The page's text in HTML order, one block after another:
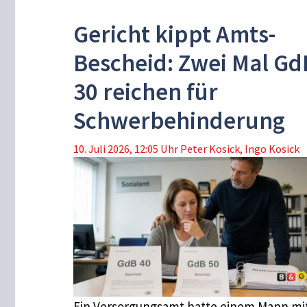
Gericht kippt Amts-
Bescheid: Zwei Mal
30 reichen für
Schwerbehinderung
10. Juli 2026, 12:05 Uhr Peter Kosick, Ingo Kosick